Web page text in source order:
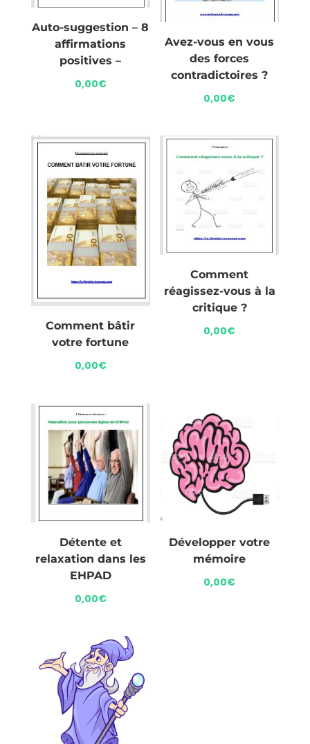
Auto-suggestion – 8
affirmations
positives –
0,00€
Avez-vous en vous
des forces
contradictoires ?
0,00€
Comment bâtir
votre fortune
0,00€
Comment
réagissez-vous à la
critique ?
0,00€
Détente et
relaxation dans les
EHPAD
0,00€
Développer votre
mémoire
0,00€